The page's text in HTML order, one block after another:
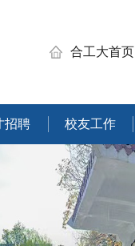
合工大首页
招聘 校友工作